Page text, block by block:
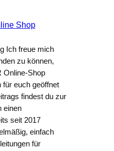
Shop
Ich freue mich
zu können,
Online-Shop
für euch geöffnet
findest du zur
einen
seit 2017
einfach
für